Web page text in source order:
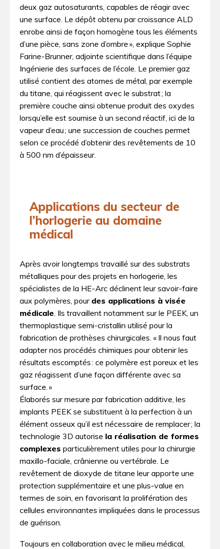
deux gaz autosaturants, capables de réagir avec
une surface. Le dépôt obtenu par croissance ALD
enrobe ainsi de façon homogène tous les éléments
d’une pièce, sans zone d’ombre », explique Sophie
Farine-Brunner, adjointe scientifique dans l’équipe
Ingénierie des surfaces de l’école. Le premier gaz
utilisé contient des atomes de métal, par exemple
du titane, qui réagissent avec le substrat ; la
première couche ainsi obtenue produit des oxydes
lorsqu’elle est soumise à un second réactif, ici de la
vapeur d’eau ; une succession de couches permet
selon ce procédé d’obtenir des revêtements de 10
à 500 nm d’épaisseur.
Applications du secteur de
l’horlogerie au domaine
médical
Après avoir longtemps travaillé sur des substrats
métalliques pour des projets en horlogerie, les
spécialistes de la HE-Arc déclinent leur savoir-faire
aux polymères, pour des applications à visée
médicale. Ils travaillent notamment sur le PEEK, un
thermoplastique semi-cristallin utilisé pour la
fabrication de prothèses chirurgicales. « Il nous faut
adapter nos procédés chimiques pour obtenir les
résultats escomptés : ce polymère est poreux et les
gaz réagissent d’une façon différente avec sa
surface. »
Élaborés sur mesure par fabrication additive, les
implants PEEK se substituent à la perfection à un
élément osseux qu’il est nécessaire de remplacer ; la
technologie 3­D autorise la réalisation de formes
complexes particulièrement utiles pour la chirurgie
maxillo-faciale, crânienne ou vertébrale. Le
revêtement de dioxyde de titane leur apporte une
protection supplémentaire et une plus-value en
termes de soin, en favorisant la prolifération des
cellules environnantes impliquées dans le processus
de guérison.
Toujours en collaboration avec le milieu médical,